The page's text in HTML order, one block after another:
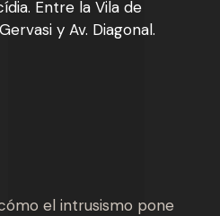
Entre la Vila de
y Av. Diagonal.
el intrusismo pone